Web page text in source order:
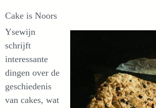
Cake is Noors
Ysewijn
schrijft
interessante
dingen over de
geschiedenis
van cakes, wat